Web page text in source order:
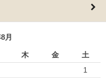
月
木 金
土
1